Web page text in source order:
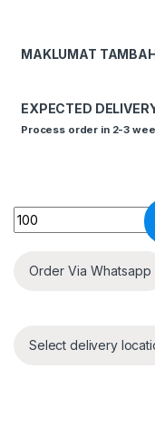
MAKLUMAT
EXPECTED
Process order in 2-3
Quantity
Order Via Whatsapp
Select delivery